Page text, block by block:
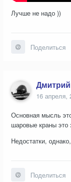
Лучше не надо ))
Поделиться
16 апреля,
Основная мысль
шаровые краны это
Недостатки,
Поделиться